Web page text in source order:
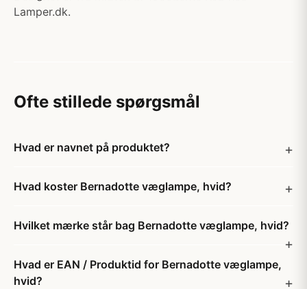
Lamper.dk.
Ofte stillede spørgsmål
Hvad er navnet på produktet?
Hvad koster Bernadotte væglampe, hvid?
Hvilket mærke står bag Bernadotte væglampe, hvid?
Hvad er EAN / Produktid for Bernadotte væglampe,
hvid?